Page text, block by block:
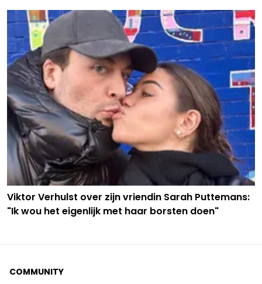
Viktor Verhulst over zijn vriendin Sarah Puttemans:
"Ik wou het eigenlijk met haar borsten doen"
COMMUNITY